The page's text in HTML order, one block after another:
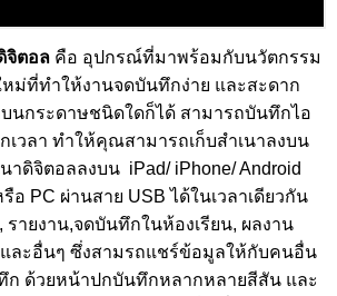
อลคือ อุปกรณ์ที่มาพร้อมกับนวัตกรรม
ม่ที่ทำให้งานจดบันทึกง่าย และสะดาก
นกระดาษชนิดใดก็ได้ สามารถบันทึกไอ
วลา ทำให้คุณสามารถเก็บสำเนาลงบน
าดิจิตอลลงบน iPad/ iPhone/ Android
อ PC ผ่านสาย USB ได้ในเวลาเดียวกัน
ายงาน,จดบันทึกในห้องเรียน, ผลงาน
ละอื่นๆ ซึ่งสามรถแชร์ข้อมูลให้กับคนอื่น
ก ด้วยหน้าปกบันทึกหลากหลายสีสัน และ